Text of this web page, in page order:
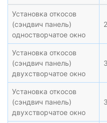
Установка откосов
(сэндвич панель)
одностворчатое окно
Установка откосов
(сэндвич панель)
двухстворчатое окно
Установка откосов
(сэндвич панель)
двухстворчатое окно